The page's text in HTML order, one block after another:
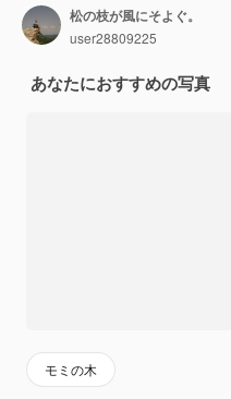
松の枝が風にそよぐ。
user28809225
あなたにおすすめの写真
モミの木